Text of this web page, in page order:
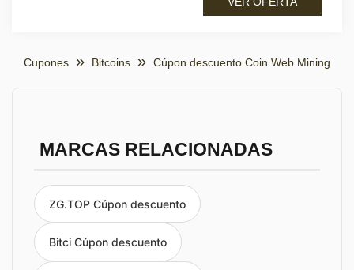
Cupones Bitcoins Cúpon descuento Coin Web Mining
MARCAS RELACIONADAS
ZG.TOP Cúpon descuento
Bitci Cúpon descuento